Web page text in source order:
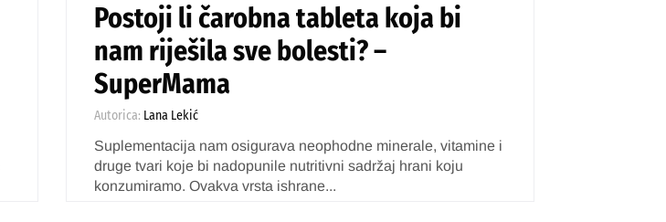
Postoji li čarobna tableta koja bi
nam riješila sve bolesti? –
SuperMama
Autorica: Lana Lekić
Suplementacija nam osigurava neophodne minerale, vitamine i
druge tvari koje bi nadopunile nutritivni sadržaj hrani koju
konzumiramo. Ovakva vrsta ishrane...